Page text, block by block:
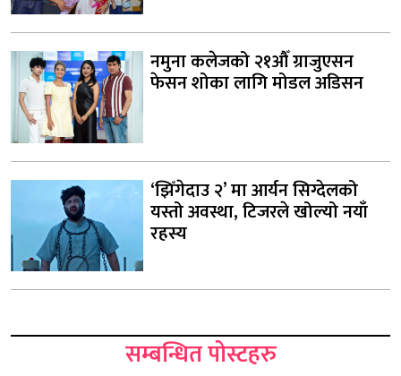
नमुना कलेजको २१औँ ग्राजुएसन
फेसन शोका लागि मोडल अडिसन
‘झिँगेदाउ २’ मा आर्यन सिग्देलको
यस्तो अवस्था, टिजरले खोल्यो नयाँ
रहस्य
सम्बन्धित पोस्टहरु